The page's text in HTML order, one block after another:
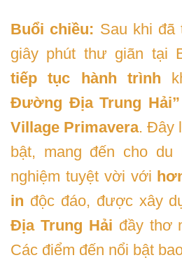
Buổi chiều: Sau khi đã
giây phút thư giãn tại
tiếp tục hành trình
Đường Địa Trung Hải”
Village Primavera. Đây
bật, mang đến cho du
nghiệm tuyệt vời với
in độc đáo, được xây
Địa Trung Hải đầy thơ
Các điểm đến nổi bật